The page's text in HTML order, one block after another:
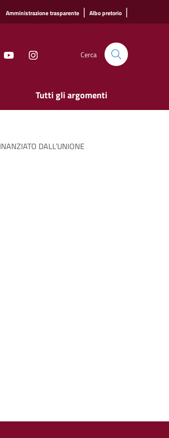
Amministrazione trasparente | Albo pretorio |
Cerca
Tutti gli argomenti
DALL’UNIONE